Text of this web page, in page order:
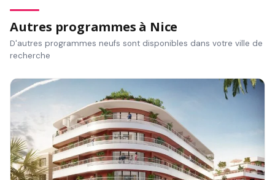
Autres programmes à Nice
D'autres programmes neufs sont disponibles dans votre ville de
recherche